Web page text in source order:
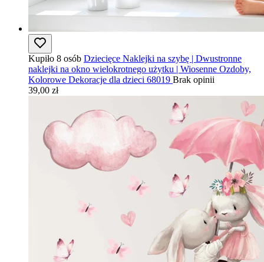
Kupiło 8 osób Dziecięce Naklejki na szybę | Dwustronne
naklejki na okno wielokrotnego użytku | Wiosenne Ozdoby,
Kolorowe Dekoracje dla dzieci 68019 Brak opinii
39,00 zł